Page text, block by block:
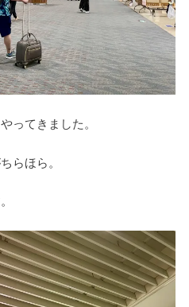
ってきました。
らほら。